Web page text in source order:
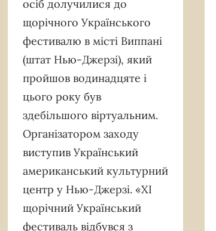
осіб долучилися до
щорічного Українського
фестивалю в місті Виппані
(штат Нью-Джерзі), який
пройшов водинадцяте і
цього року був
здебільшого віртуальним.
Організатором заходу
виступив Український
американський культурний
центр у Нью-Джерзі. «ХІ
щорічний Український
фестиваль відбувся з